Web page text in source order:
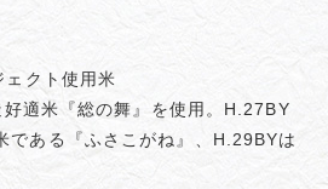
クト使用米
適米『総の舞』を使用。H.27BY
である『ふさこがね』、H.29BYは